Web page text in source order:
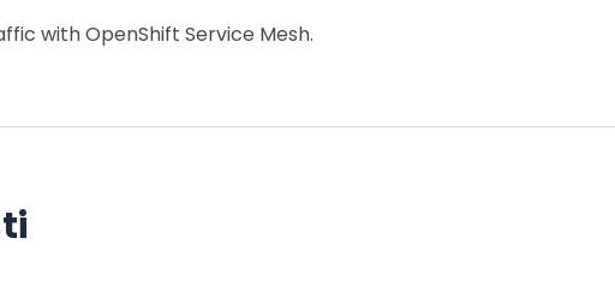
with OpenShift Service Mesh.